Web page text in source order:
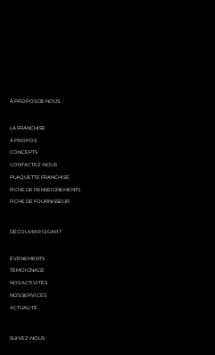
DÉCOUVRIR GIGAFIT
ÉVÉNEMENTS
TÉMOIGNAGE
NOS ACTIVITÉS
NOS SERVICES
ACTUALITÉ
À PROPOS DE NOUS
LA FRANCHISE
À PROPOS
CONCEPTS
CONTACTEZ-NOUS
PLAQUETTE FRANCHISE
FICHE DE RENSEIGNEMENTS
FICHE DE FOURNISSEUR
SUIVEZ-NOUS